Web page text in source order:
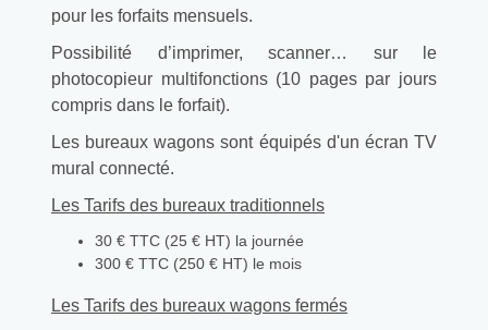
pour les forfaits mensuels.
Possibilité d’imprimer, scanner… sur le
photocopieur multifonctions (10 pages par jours
compris dans le forfait).
Les bureaux wagons sont équipés d'un écran TV
mural connecté.
Les Tarifs des bureaux traditionnels
30 € TTC (25 € HT) la journée
300 € TTC (250 € HT) le mois
Les Tarifs des bureaux wagons fermés